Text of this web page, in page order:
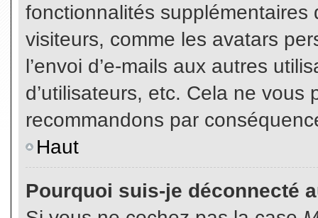
fonctionnalités
visiteurs, comme les avatars
l’envoi d’e-mails aux autres
d’utilisateurs, etc. Cela ne vous
recommandons par
Haut
Pourquoi suis-je déconnecté